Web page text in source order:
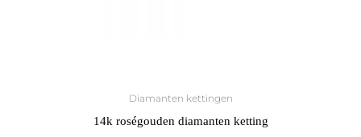
Diamanten kettingen
14k roségouden diamanten ketting